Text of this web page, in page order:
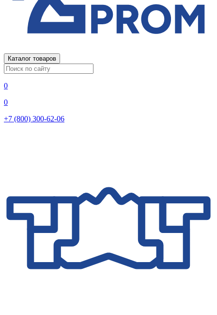
Каталог товаров
0
0
+7 (800) 300-62-06